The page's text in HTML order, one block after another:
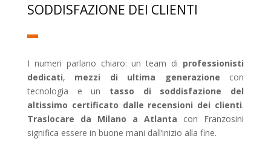
SODDISFAZIONE DEI CLIENTI
I numeri parlano chiaro: un team di professionisti
dedicati, mezzi di ultima generazione con
tecnologia e un tasso di soddisfazione del
altissimo certificato dalle recensioni dei clienti.
Traslocare da Milano a Atlanta con Franzosini
significa essere in buone mani dall’inizio alla fine.